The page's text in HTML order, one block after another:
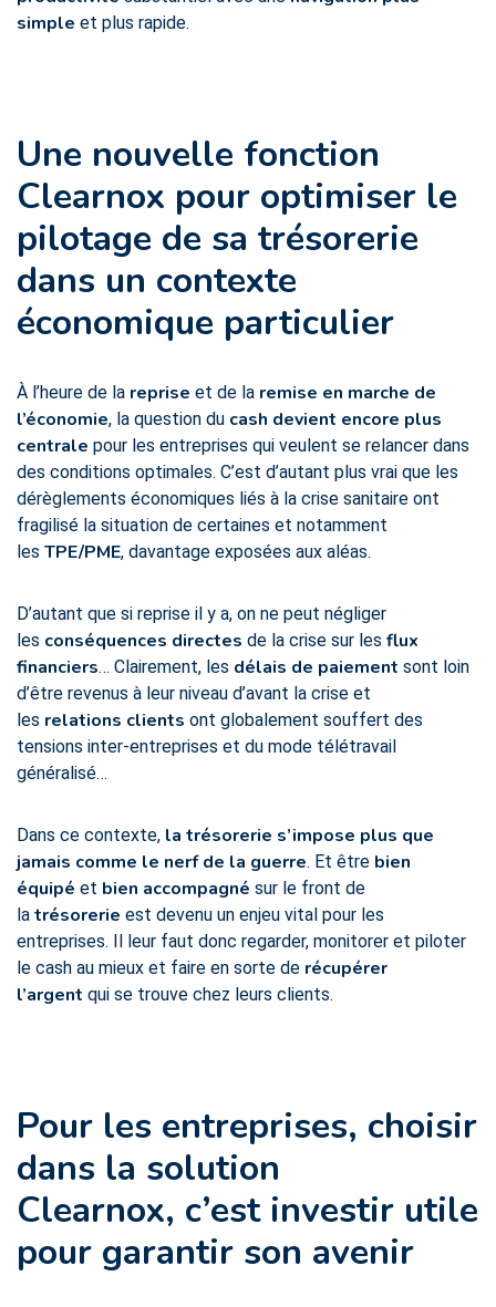
simple et plus rapide.
Une nouvelle fonction
Clearnox pour optimiser le
pilotage de sa trésorerie
dans un contexte
économique particulier
À l’heure de la reprise et de la remise en marche de
l’économie, la question du cash devient encore plus
centrale pour les entreprises qui veulent se relancer dans
des conditions optimales. C’est d’autant plus vrai que les
dérèglements économiques liés à la crise sanitaire ont
fragilisé la situation de certaines et notamment
les TPE/PME, davantage exposées aux aléas.
D’autant que si reprise il y a, on ne peut négliger
les conséquences directes de la crise sur les flux
financiers… Clairement, les délais de paiement sont loin
d’être revenus à leur niveau d’avant la crise et
les relations clients ont globalement souffert des
tensions inter-entreprises et du mode télétravail
généralisé…
Dans ce contexte, la trésorerie s’impose plus que
jamais comme le nerf de la guerre. Et être bien
équipé et bien accompagné sur le front de
la trésorerie est devenu un enjeu vital pour les
entreprises. Il leur faut donc regarder, monitorer et piloter
le cash au mieux et faire en sorte de récupérer
l’argent qui se trouve chez leurs clients.
Pour les entreprises, choisir
dans la solution
Clearnox, c’est investir utile
pour garantir son avenir